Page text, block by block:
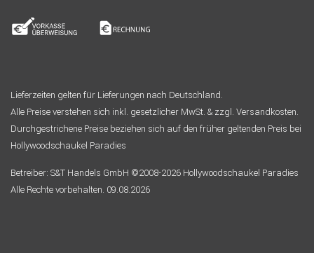
Lieferzeiten gelten für Lieferungen nach Deutschland.
Alle Preise verstehen sich inkl. gesetzlicher MwSt. & zzgl. Versandkosten.
Durchgestrichene Preise beziehen sich auf den früher geltenden Preis bei
Hollywoodschaukel Paradies
Betreiber: S&T Handels GmbH ©2008-2026 Hollywoodschaukel Paradies
Alle Rechte vorbehalten. 09.08.2026